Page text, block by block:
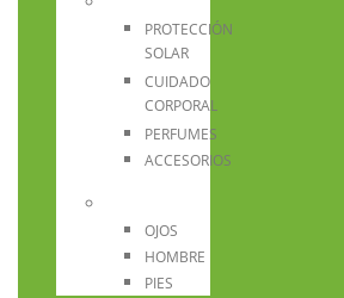
PROTECCIÓN
SOLAR
CUIDADO
CORPORAL
PERFUMES
ACCESORIOS
OJOS
HOMBRE
PIES